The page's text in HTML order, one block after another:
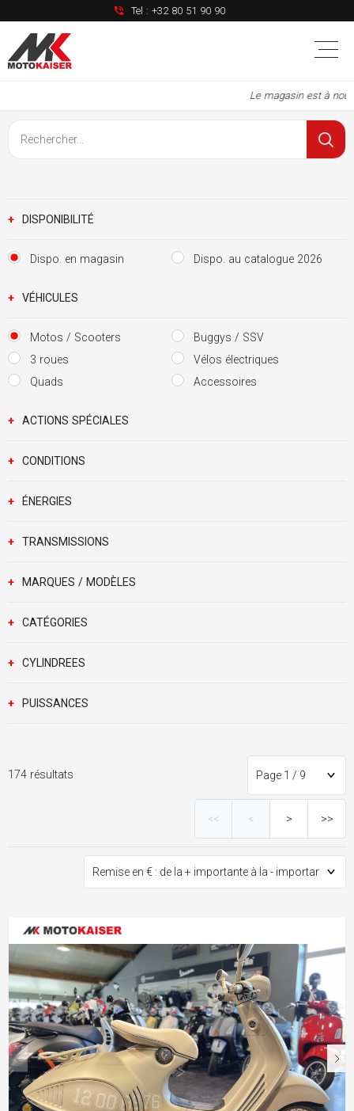
Tel : +32 80 51 90 90
Le magasin est à nouveau
+ DISPONIBILITÉ
Dispo. en magasin Dispo. au catalogue 2026
+ VÉHICULES
Motos / Scooters
3 roues
Quads
Buggys / SSV
Vélos électriques
Accessoires
+ ACTIONS SPÉCIALES
+ CONDITIONS
+ ÉNERGIES
+ TRANSMISSIONS
+ MARQUES / MODÈLES
+ CATÉGORIES
+ CYLINDREES
+ PUISSANCES
174 résultats
<< < > >>